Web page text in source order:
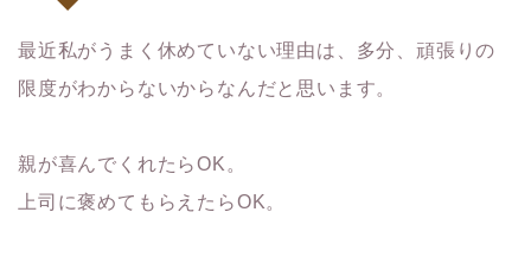
最近私がうまく休めていない理由は、多分、頑張りの
限度がわからないからなんだと思います。
親が喜んでくれたらOK。
上司に褒めてもらえたらOK。